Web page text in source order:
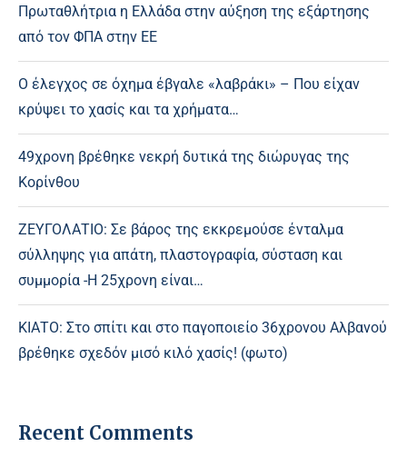
Πρωταθλήτρια η Ελλάδα στην αύξηση της εξάρτησης
από τον ΦΠΑ στην ΕΕ
Ο έλεγχος σε όχημα έβγαλε «λαβράκι» – Που είχαν
κρύψει το χασίς και τα χρήματα…
49χρονη βρέθηκε νεκρή δυτικά της διώρυγας της
Κορίνθου
ΖΕΥΓΟΛΑΤΙΟ: Σε βάρος της εκκρεμούσε ένταλμα
σύλληψης για απάτη, πλαστογραφία, σύσταση και
συμμορία -Η 25χρονη είναι…
ΚΙΑΤΟ: Στο σπίτι και στο παγοποιείο 36χρονου Αλβανού
βρέθηκε σχεδόν μισό κιλό χασίς! (φωτο)
Recent Comments